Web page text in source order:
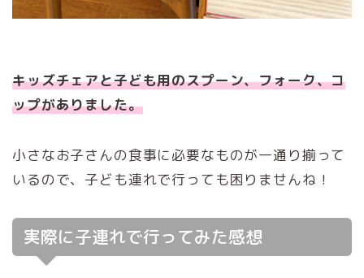
キッズチェアと子ども用のスプーン、フォーク、コ
ップがありました。
小さなお子さんの食事に必要なものが一通り揃って
いるので、子ども連れで行っても困りませんね！
実際に子連れで行ってみた感想